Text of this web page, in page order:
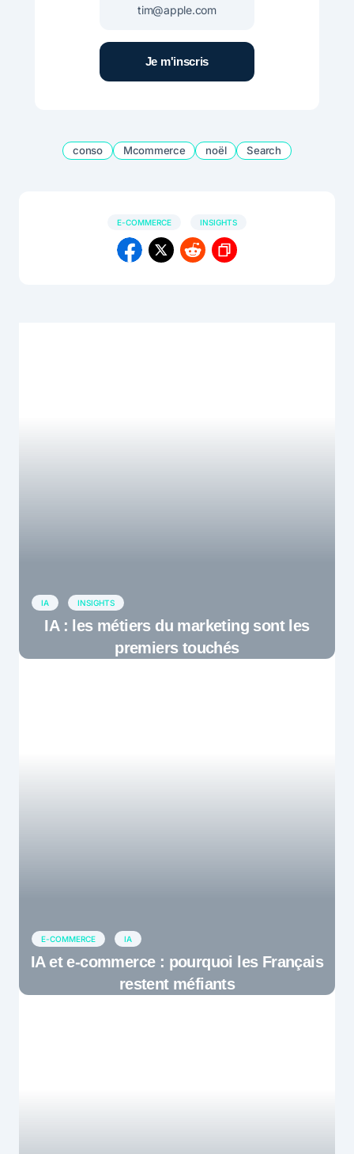
conso Mcommerce noël Search
E-COMMERCE INSIGHTS
IA INSIGHTS
IA : les métiers du marketing sont les
premiers touchés
E-COMMERCE IA
IA et e-commerce : pourquoi les Français
restent méfiants